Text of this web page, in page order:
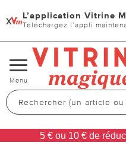
x L’application Vitrine
Téléchargez l’appli
Changer
de
navigation
Menu
5 € ou 10 € de